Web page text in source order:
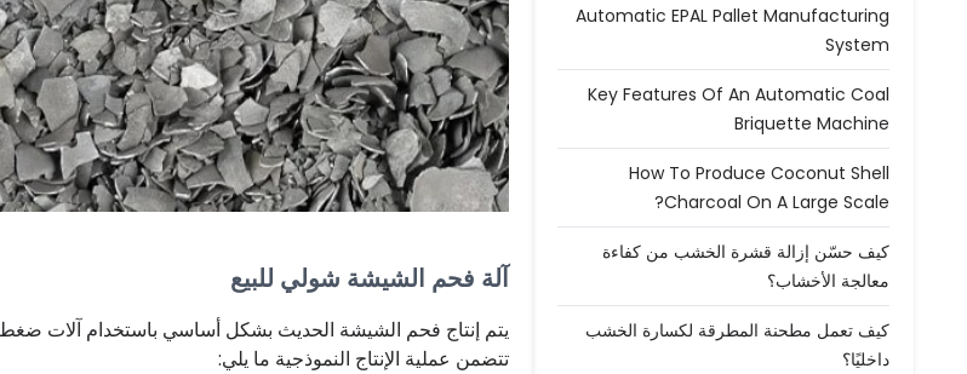
Automatic EPAL Pallet Manufacturing
System
Key Features Of An Automatic Coal
Briquette Machine
How To Produce Coconut Shell
Charcoal On A Large Scale?
كيف حسّن إزالة قشرة الخشب من كفاءة
معالجة الأخشاب؟
كيف تعمل مطحنة المطرقة لكسارة الخشب
داخليًا؟
آلة فحم الشيشة شولي للبيع
يتم إنتاج فحم الشيشة الحديث بشكل أساسي باستخدام آلات
تتضمن عملية الإنتاج النموذجية ما يلي: